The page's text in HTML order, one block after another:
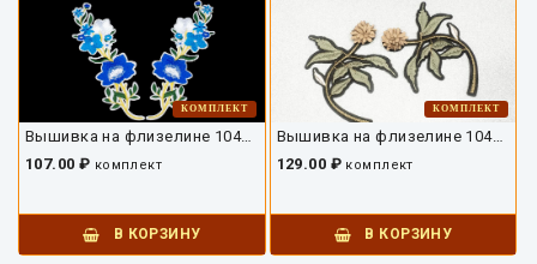
КОМПЛЕКТ
Вышивка на флизелине 10424ДВ-01
107.00 ₽ комплект
В КОРЗИНУ
КОМПЛЕКТ
Вышивка на флизелине 10423ДВ-01
129.00 ₽ комплект
В КОРЗИНУ